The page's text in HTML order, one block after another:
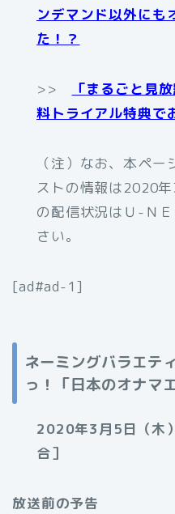
ンデマンド以外にも
た！？
>>
「まるごと見
料トライアル特典で
（注）なお、本ペ
ストの情報は2020
の配信状況はＵ-Ｎ
さい。
[ad#ad-1]
ネーミングバラエテ
っ！「日本のオナマ
2020年3月5日（木
合］
放送前の予告